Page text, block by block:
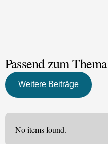
Passend zum Thema
Weitere Beiträge
No items found.